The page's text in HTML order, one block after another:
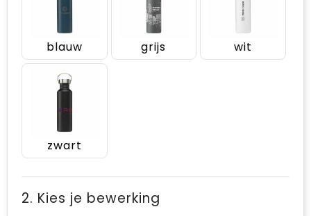
blauw grijs wit
zwart
2. Kies je bewerking